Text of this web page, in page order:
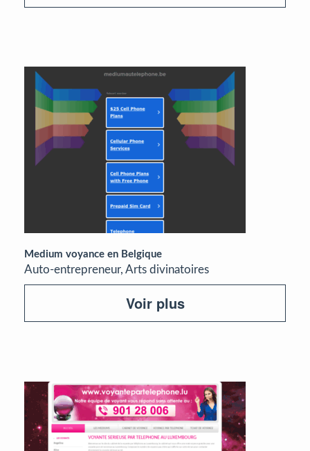
Medium voyance en Belgique
Auto-entrepreneur, Arts divinatoires
Voir plus